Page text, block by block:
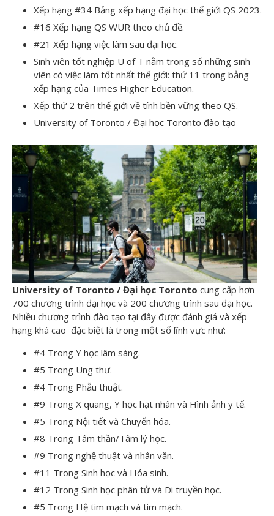
Xếp hạng #34 Bảng xếp hạng đại học thế giới QS 2023.
#16 Xếp hạng QS WUR theo chủ đề.
#21 Xếp hạng việc làm sau đại học.
Sinh viên tốt nghiệp U of T nằm trong số những sinh
viên có việc làm tốt nhất thế giới: thứ 11 trong bảng
xếp hạng của Times Higher Education.
Xếp thứ 2 trên thế giới về tính bền vững theo QS.
University of Toronto / Đại học Toronto đào tạo
University of Toronto / Đại học Toronto cung cấp hơn
700 chương trình đại học và 200 chương trình sau đại học.
Nhiều chương trình đào tạo tại đây được đánh giá và xếp
hạng khá cao đặc biệt là trong một số lĩnh vực như:
#4 Trong Y học lâm sàng.
#5 Trong Ung thư.
#4 Trong Phẫu thuật.
#9 Trong X quang, Y học hạt nhân và Hình ảnh y tế.
#5 Trong Nội tiết và Chuyển hóa.
#8 Trong Tâm thần/Tâm lý học.
#9 Trong nghệ thuật và nhân văn.
#11 Trong Sinh học và Hóa sinh.
#12 Trong Sinh học phân tử và Di truyền học.
#5 Trong Hệ tim mạch và tim mạch.